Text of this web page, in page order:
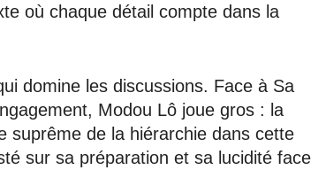
où chaque détail compte dans la
domine les discussions. Face à Sa
Modou Lô joue gros : la
suprême de la hiérarchie dans cette
sur sa préparation et sa lucidité face